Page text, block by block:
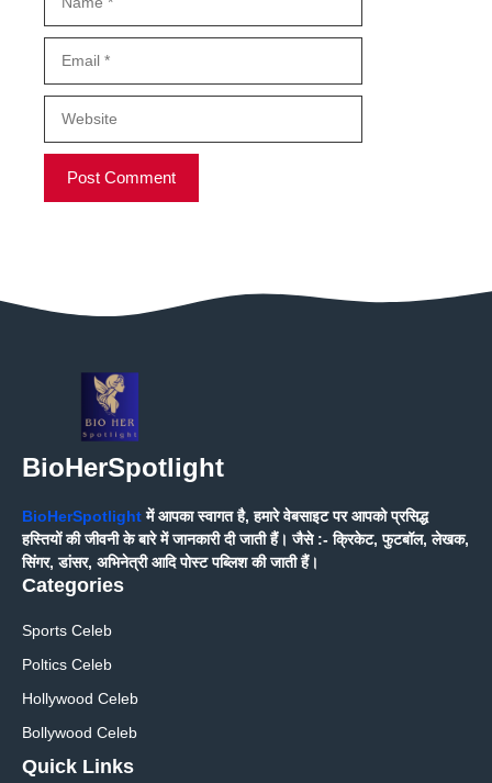
BioHerSpotlight
BioHerSpotlightमें आपका स्वागत है, हमारे वेबसाइट पर आपको प्रसिद्ध
हस्तियों की जीवनी के बारे में जानकारी दी जाती हैं। जैसे :- क्रिकेट, फुटबॉल, लेखक,
सिंगर, डांसर, अभिनेत्री आदि पोस्ट पब्लिश की जाती हैं।
Categories
Sports Celeb
Poltics Celeb
Hollywood Celeb
Bollywood Celeb
Quick Links